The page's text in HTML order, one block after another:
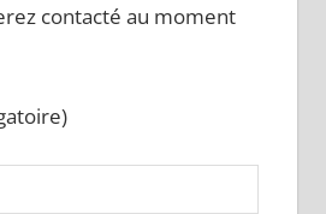
contacté au moment